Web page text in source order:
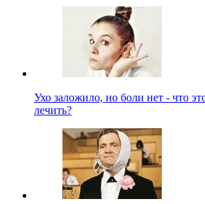
Ухо заложило, но боли нет - что
лечить?